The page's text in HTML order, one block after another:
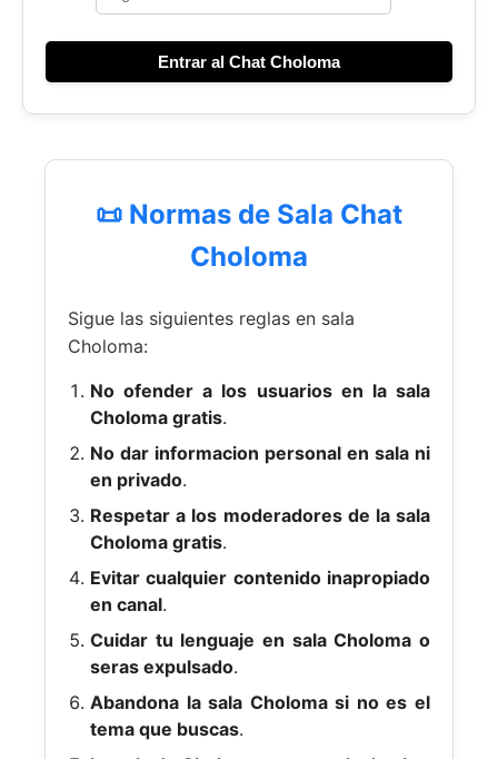
Entrar al Chat Choloma
📜 Normas de Sala Chat
Choloma
Sigue las siguientes reglas en sala
Choloma:
No ofender a los usuarios en la sala
Choloma gratis.
No dar informacion personal en sala ni
en privado.
Respetar a los moderadores de la sala
Choloma gratis.
Evitar cualquier contenido inapropiado
en canal.
Cuidar tu lenguaje en sala Choloma o
seras expulsado.
Abandona la sala Choloma si no es el
tema que buscas.